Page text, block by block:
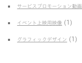
サービスプロモーション動画
イベント上映用映像 (1)
グラフィックデザイン (1)